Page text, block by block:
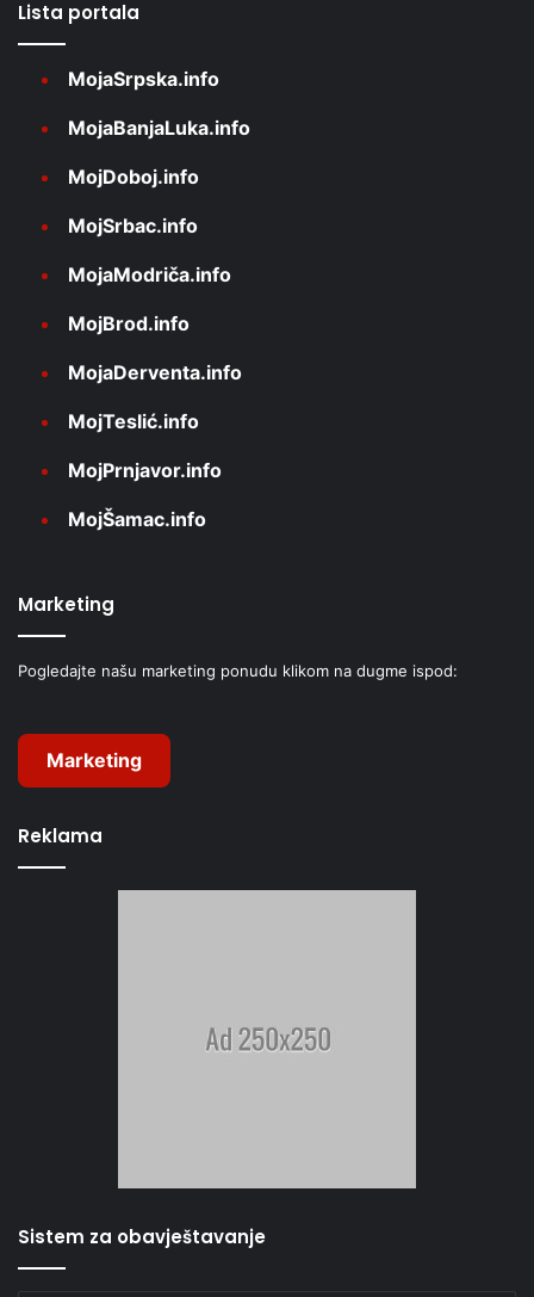
Lista portala
MojaSrpska.info
MojaBanjaLuka.info
MojDoboj.info
MojSrbac.info
MojaModriča.info
MojBrod.info
MojaDerventa.info
MojTeslić.info
MojPrnjavor.info
MojŠamac.info
Marketing
Pogledajte našu marketing ponudu klikom na dugme ispod:
Marketing
Reklama
Sistem za obavještavanje